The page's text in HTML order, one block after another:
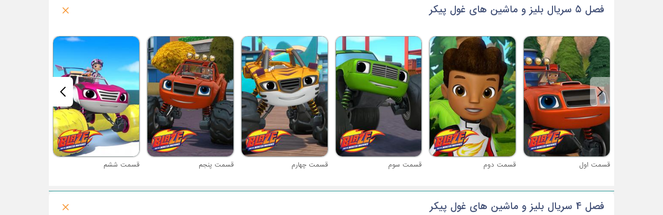
فصل 5 سریال بلیز و ماشین های غول پیکر
قسمت اول قسمت دوم قسمت سوم قسمت چهارم قسمت پنجم قسمت ششم
فصل 4 سریال بلیز و ماشین های غول پیکر